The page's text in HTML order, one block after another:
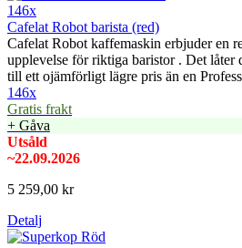
146x
Cafelat Robot barista (red)
Cafelat Robot kaffemaskin erbjuder en
upplevelse för riktiga baristor . Det
till ett ojämförligt lägre pris än en
146x
Gratis frakt
+ Gåva
Utsåld
~22.09.2026
5 259,00 kr
Detalj